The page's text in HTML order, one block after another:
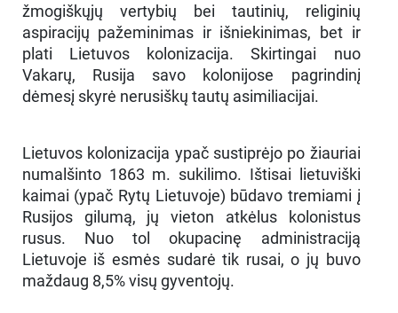
žmogiškųjų vertybių bei tautinių, religinių
aspiracijų pažeminimas ir išniekinimas, bet ir
plati Lietuvos kolonizacija. Skirtingai nuo
Vakarų, Rusija savo kolonijose pagrindinį
dėmesį skyrė nerusiškų tautų asimiliacijai.
Lietuvos kolonizacija ypač sustiprėjo po žiauriai
numalšinto 1863 m. sukilimo. Ištisai lietuviški
kaimai (ypač Rytų Lietuvoje) būdavo tremiami į
Rusijos gilumą, jų vieton atkėlus kolonistus
rusus. Nuo tol okupacinę administraciją
Lietuvoje iš esmės sudarė tik rusai, o jų buvo
maždaug 8,5% visų gyventojų.